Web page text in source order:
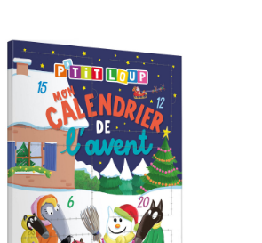
image slideshow Items